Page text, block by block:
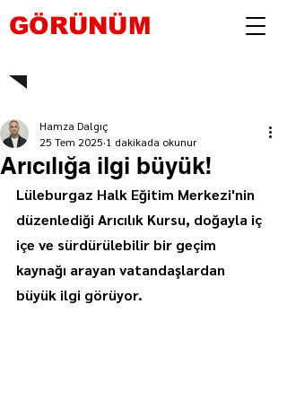
GÖRÜNÜM
Arıcılığa ilgi büyük!
Hamza Dalgıç
25 Tem 2025 1 dakikada okunur
Lüleburgaz Halk Eğitim Merkezi'nin
düzenlediği Arıcılık Kursu, doğayla iç
içe ve sürdürülebilir bir geçim
kaynağı arayan vatandaşlardan
büyük ilgi görüyor.